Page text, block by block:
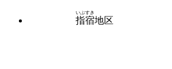
指宿
いぶすき
地区